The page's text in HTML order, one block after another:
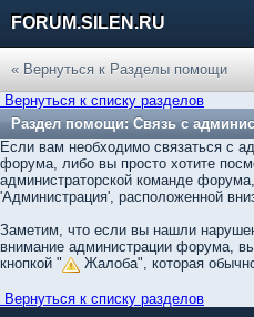
FORUM.SILEN.RU
« Вернуться к Разделы помощи
Вернуться к списку разделов
Раздел помощи: Связь с
Если вам необходимо связаться с
форума, либо вы просто хотите
администраторской команде
'Администрация', расположенной
Заметим, что если вы нашли
внимание администрации форума,
кнопкой "
Жалоба", которая
Вернуться к списку разделов